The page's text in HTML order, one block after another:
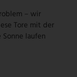
– wir
Tore mit der
laufen